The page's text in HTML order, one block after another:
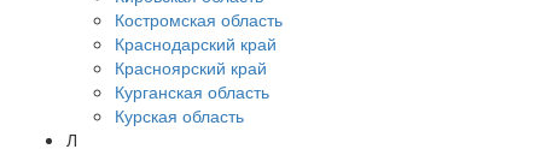
Костромская область
Краснодарский край
Красноярский край
Курганская область
Курская область
Л